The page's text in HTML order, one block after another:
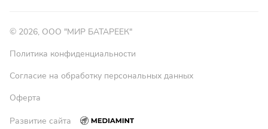
© 2026, ООО "МИР БАТАРЕЕК"
Политика конфиденциальности
Согласие на обработку персональных данных
Оферта
Развитие сайта